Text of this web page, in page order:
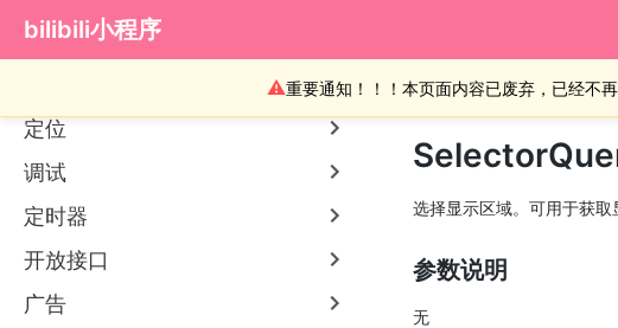
bilibili小程序
⚠重要通知！！！本页面内容已废弃，已经不
媒体
定位
调试
定时器
开放接口
广告
选择显示区域。可用于获取
参数说明
无